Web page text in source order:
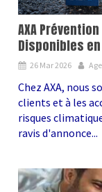
AXA
Disponibles
26 Mar 2026
Chez AXA, nous
clients et à les
risques
ravis d'annonce...